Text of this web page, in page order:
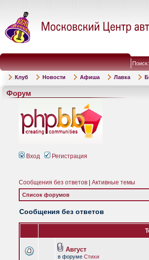
Клуб Новости Афиша Лавка
Форум
Вход Регистрация
Сообщения без ответов Активные темы
Список форумов
Сообщения без ответов
Август
в форуме Стихи